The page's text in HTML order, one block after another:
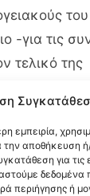
εμπειρία,
την αποθήκευση
για τις
δεδομένα
περιήγησης ή
-για τις
τελικό της
εφόσον
άλλωστε
(ανδρών